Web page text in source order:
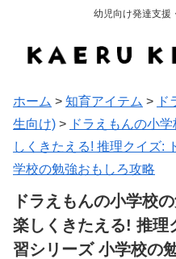
幼児向け発達支援
ホーム > 知育アイテム > ド
生向け) > ドラえもんの小
しくきたえる! 推理クイズ:
学校の勉強おもしろ攻略
ドラえもんの小学校
楽しくきたえる! 推理
習シリーズ 小学校の